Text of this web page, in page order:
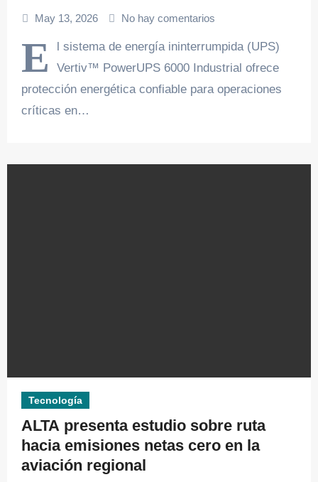
May 13, 2026 No hay comentarios
E
l sistema de energía ininterrumpida (UPS)
Vertiv™ PowerUPS 6000 Industrial ofrece
protección energética confiable para operaciones
críticas en…
Tecnología
ALTA presenta estudio sobre ruta
hacia emisiones netas cero en la
aviación regional